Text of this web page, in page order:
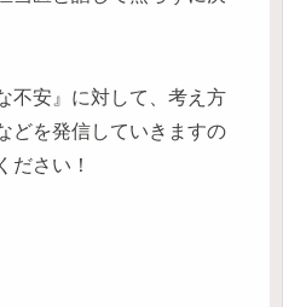
不安』に対して、考え方
どを発信していきますの
ださい！